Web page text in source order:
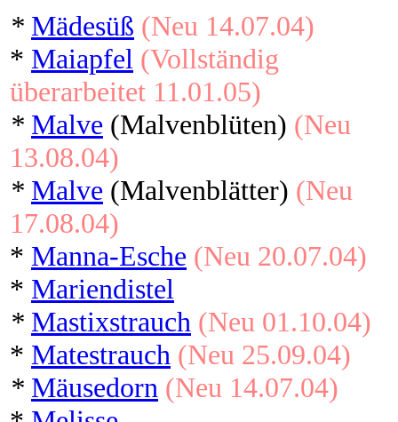
* Mädesüß (Neu 14.07.04)
* Maiapfel (Vollständig
überarbeitet 11.01.05)
* Malve (Malvenblüten) (Neu
13.08.04)
* Malve (Malvenblätter) (Neu
17.08.04)
* Manna-Esche (Neu 20.07.04)
* Mariendistel
* Mastixstrauch (Neu 01.10.04)
* Matestrauch (Neu 25.09.04)
* Mäusedorn (Neu 14.07.04)